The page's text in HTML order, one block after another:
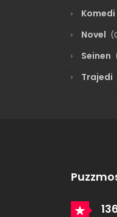
Komedi
Novel
Seinen
Trajedi